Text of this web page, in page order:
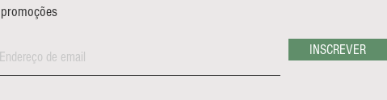
promoções
INSCREVER